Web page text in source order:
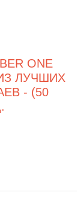
ONE
ИЗ ЛУЧШИХ
- (50